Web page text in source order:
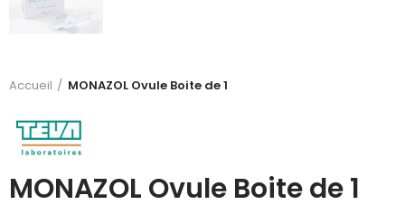
Accueil MONAZOL Ovule Boite de 1
MONAZOL Ovule Boite de 1